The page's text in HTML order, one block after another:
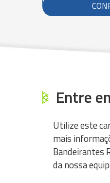
Entre
Utilize este
mais
Bandeirantes
da nossa